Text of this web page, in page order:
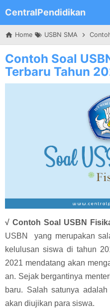
Skip to
CentralPendidikan
Home USBN SMA Contoh
Contoh Soal
Terbaru Tahun
√ Contoh Soal USBN
USBN yang merupakan
kelulusan siswa di tahun
2021 mendatang akan
an. Sejak bergantinya
baru. Salah satunya
akan diujikan para siswa.